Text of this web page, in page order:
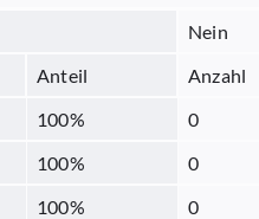
Nein
Anteil Anzahl
100% 0
100% 0
100% 0